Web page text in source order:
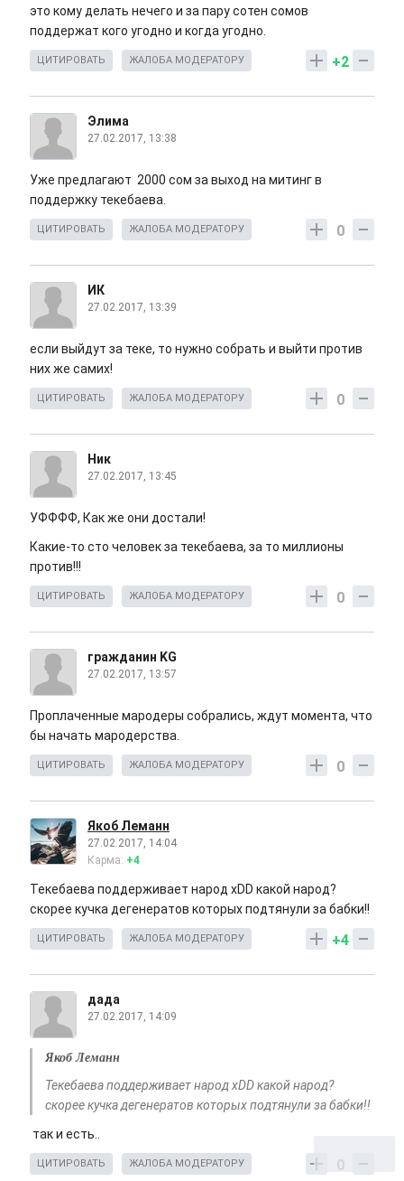
это кому делать нечего и за пару сотен сомов
поддержат кого угодно и когда угодно.
+2
ЦИТИРОВАТЬ ЖАЛОБА МОДЕРАТОРУ
Элима
27.02.2017, 13:38
Уже предлагают 2000 сом за выход на митинг в
поддержку текебаева.
0
ЦИТИРОВАТЬ ЖАЛОБА МОДЕРАТОРУ
ИК
27.02.2017, 13:39
если выйдут за теке, то нужно собрать и выйти против
них же самих!
0
ЦИТИРОВАТЬ ЖАЛОБА МОДЕРАТОРУ
Ник
27.02.2017, 13:45
УФФФФ, Как же они достали!
Какие-то сто человек за текебаева, за то миллионы
против!!!
0
ЦИТИРОВАТЬ ЖАЛОБА МОДЕРАТОРУ
гражданин KG
27.02.2017, 13:57
Проплаченные мародеры собрались, ждут момента, что
бы начать мародерства.
0
ЦИТИРОВАТЬ ЖАЛОБА МОДЕРАТОРУ
Якоб Леманн
27.02.2017, 14:04
Карма: +4
Текебаева поддерживает народ хDD какой народ?
скорее кучка дегенератов которых подтянули за бабки!!
+4
ЦИТИРОВАТЬ ЖАЛОБА МОДЕРАТОРУ
дада
27.02.2017, 14:09
Якоб Леманн
Текебаева поддерживает народ хDD какой народ?
скорее кучка дегенератов которых подтянули за бабки!!
так и есть..
0
ЦИТИРОВАТЬ ЖАЛОБА МОДЕРАТОРУ